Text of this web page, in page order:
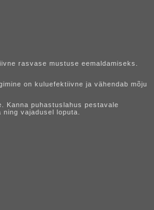
rasvase mustuse eemaldamiseks.
on kuluefektiivne ja vähendab mõju
Kanna puhastuslahus pestavale
vajadusel loputa.